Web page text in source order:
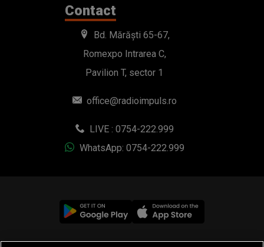
Contact
Bd. Mărăști 65-67,
Romexpo Intrarea C,
Pavilion T, sector 1
office@radioimpuls.ro
LIVE : 0754-222.999
WhatsApp: 0754-222.999
© 2019-2026 DOGAN MEDIA INTERNATIONAL SA, Toate